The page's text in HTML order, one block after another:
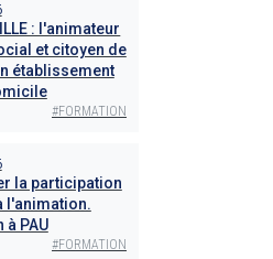
: l'animateur
et citoyen de
établissement
#FORMATION
la participation
l'animation.
à PAU
#FORMATION